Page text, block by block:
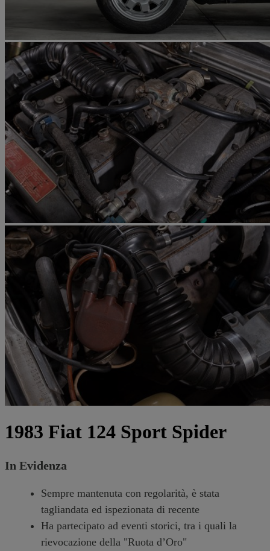
1983 Fiat 124 Sport Spider
In Evidenza
Sempre mantenuta con regolarità, è stata
tagliandata ed ispezionata di recente
Ha partecipato ad eventi storici, tra i quali la
rievocazione della "Ruota d’Oro"